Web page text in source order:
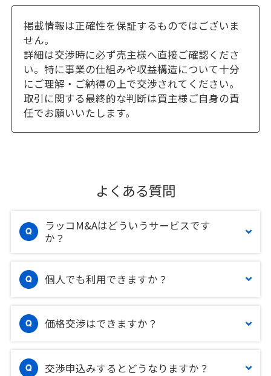
掲載情報は正確性を保証するものではございま
せん。
詳細は交渉時に必ず売主様へ直接ご確認くださ
い。特に事業の仕組みや収益構造について十分
にご理解・ご納得の上で交渉されてください。
取引に関する最終的な判断は買主様ご自身の責
任でお願いいたします。
よくある質問
ラッコM&Aはどういうサービスです
か？
個人でも利用できますか？
価格交渉はできますか？
交渉申込みするとどうなりますか？